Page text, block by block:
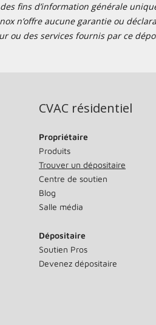
fins d’information générale
n’offre aucune garantie ou
ou des services fournis par ce
CVAC résidentiel
Propriétaire
Produits
Trouver un dépositaire
Centre de soutien
Blog
Salle média
Dépositaire
Soutien Pros
Devenez dépositaire